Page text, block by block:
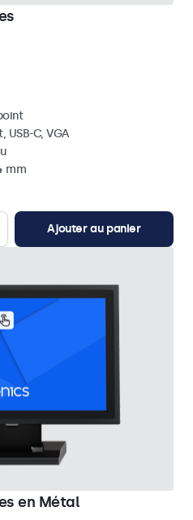
USB-C, VGA
mm
Ajouter au panier
en Métal